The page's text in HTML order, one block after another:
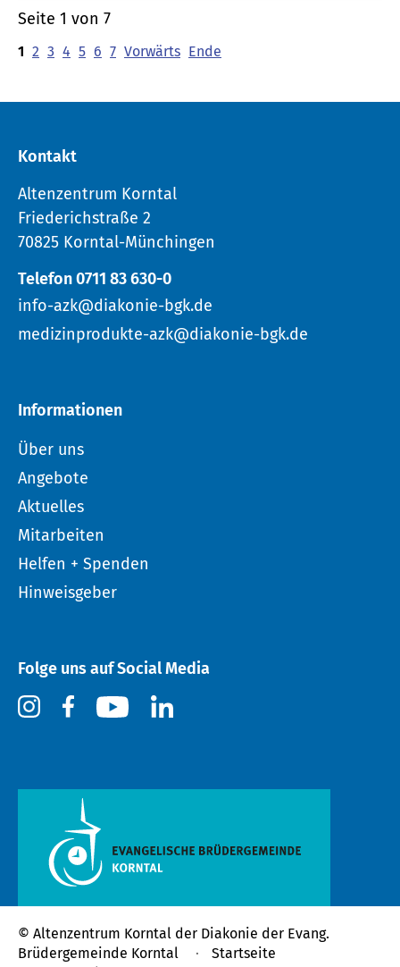
Seite 1 von 7
1 2 3 4 5 6 7 Vorwärts Ende
Kontakt
Altenzentrum Korntal
Friederichstraße 2
70825 Korntal-Münchingen
Telefon 0711 83 630-0
info-azk@diakonie-bgk.de
medizinprodukte-azk@diakonie-bgk.de
Informationen
Über uns
Angebote
Aktuelles
Mitarbeiten
Helfen + Spenden
Hinweisgeber
Folge uns auf Social Media
© Altenzentrum Korntal der Diakonie der Evang.
Brüdergemeinde Korntal
Startseite